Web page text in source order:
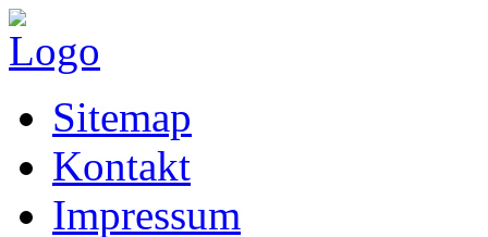
Sitemap
Kontakt
Impressum